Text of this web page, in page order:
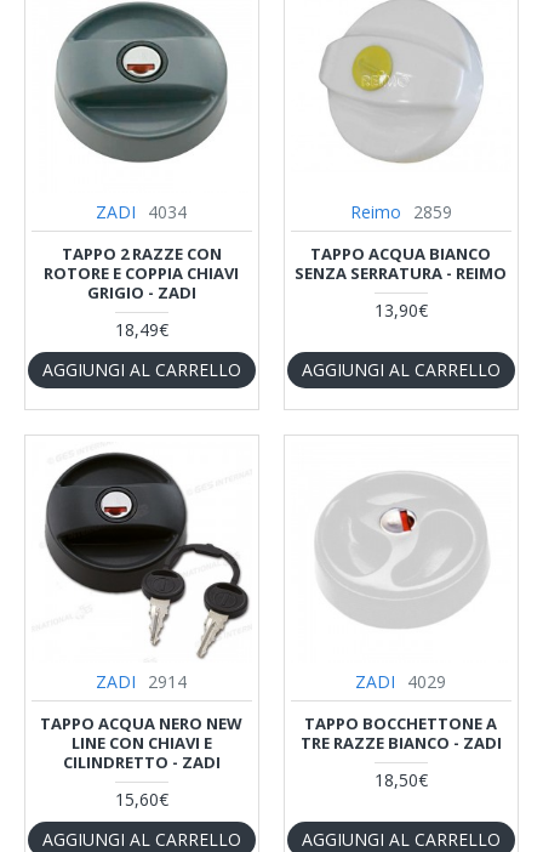
ZADI 4034
TAPPO 2 RAZZE CON
ROTORE E COPPIA CHIAVI
GRIGIO - ZADI
18,49€
AGGIUNGI AL CARRELLO
Reimo 2859
TAPPO ACQUA BIANCO
SENZA SERRATURA - REIMO
13,90€
AGGIUNGI AL CARRELLO
ZADI 2914
TAPPO ACQUA NERO NEW
LINE CON CHIAVI E
CILINDRETTO - ZADI
15,60€
AGGIUNGI AL CARRELLO
ZADI 4029
TAPPO BOCCHETTONE A
TRE RAZZE BIANCO - ZADI
18,50€
AGGIUNGI AL CARRELLO